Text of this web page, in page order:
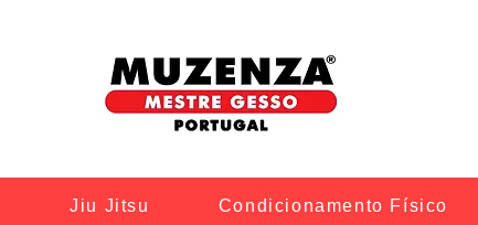
Jiu Jitsu Condicionamento Físico